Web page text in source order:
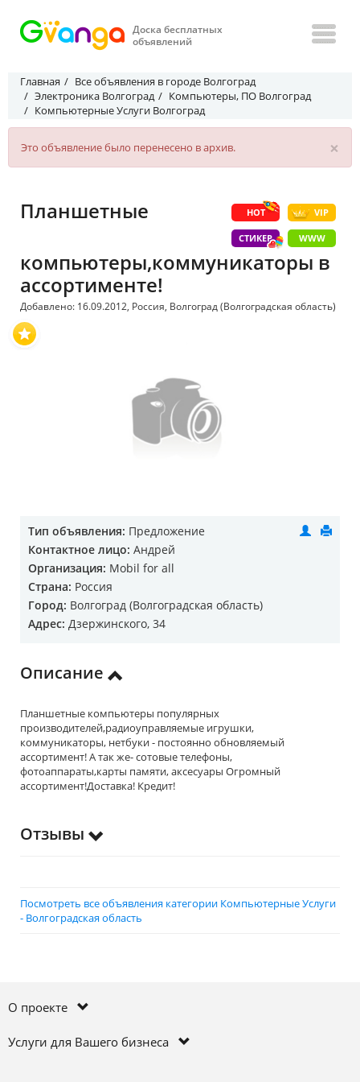
Доска бесплатных
объявлений
Главная
Все объявления в городе Волгоград
Электроника Волгоград
Компьютеры, ПО Волгоград
Компьютерные Услуги Волгоград
×
Это объявление было перенесено в архив.
HOT VIP
СТИКЕР WWW
Планшетные
компьютеры,коммуникаторы в
ассортименте!
Добавлено: 16.09.2012, Россия, Волгоград (Волгоградская область)
Тип объявления: Предложение
Контактное лицо: Андрей
Организация: Mobil for all
Страна: Россия
Город: Волгоград (Волгоградская область)
Адрес: Дзержинского, 34
Описание
Планшетные компьютеры популярных
производителей,радиоуправляемые игрушки,
коммуникаторы, нетбуки - постоянно обновляемый
ассортимент! А так же- сотовые телефоны,
фотоаппараты,карты памяти, аксесуары Огромный
ассортимент!Доставка! Кредит!
Отзывы
Посмотреть все объявления категории Компьютерные Услуги
- Волгоградская область
О проекте
Услуги для Вашего бизнеса